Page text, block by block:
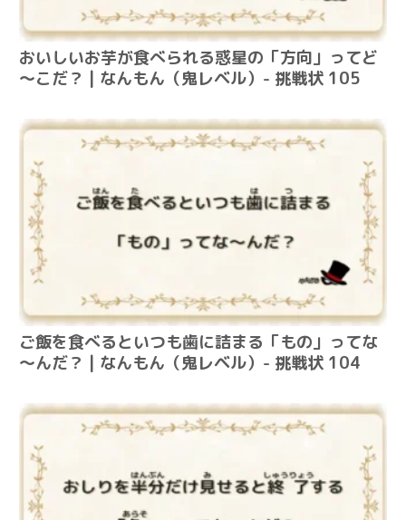
おいしいお芋が食べられる惑星の「方向」ってど
～こだ？ | なんもん（鬼レベル）- 挑戦状 105
ご飯を食べるといつも歯に詰まる「もの」ってな
～んだ？ | なんもん（鬼レベル）- 挑戦状 104